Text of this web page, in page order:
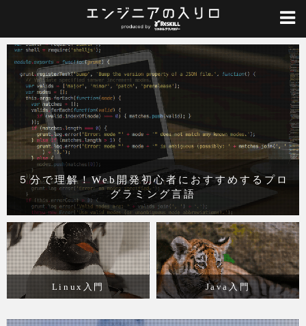
５分で理解！Web開発初心者におすすめするプロ
グラミング言語